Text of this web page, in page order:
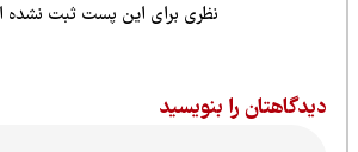
نظری برای این پست ثبت نشده است.
را بنویسید